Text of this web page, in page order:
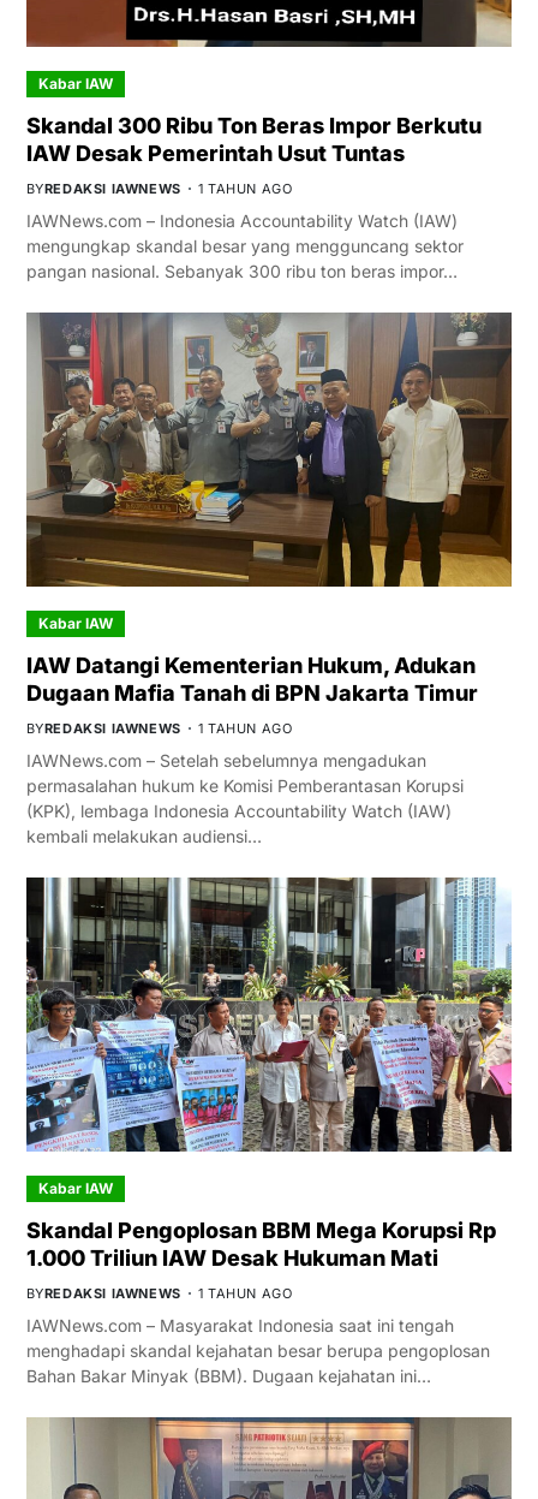
Kabar IAW
Skandal 300 Ribu Ton Beras Impor Berkutu
IAW Desak Pemerintah Usut Tuntas
BYREDAKSI IAWNEWS 1 TAHUN AGO
IAWNews.com – Indonesia Accountability Watch (IAW)
mengungkap skandal besar yang mengguncang sektor
pangan nasional. Sebanyak 300 ribu ton beras impor…
Kabar IAW
IAW Datangi Kementerian Hukum, Adukan
Dugaan Mafia Tanah di BPN Jakarta Timur
BYREDAKSI IAWNEWS 1 TAHUN AGO
IAWNews.com – Setelah sebelumnya mengadukan
permasalahan hukum ke Komisi Pemberantasan Korupsi
(KPK), lembaga Indonesia Accountability Watch (IAW)
kembali melakukan audiensi…
Kabar IAW
Skandal Pengoplosan BBM Mega Korupsi Rp
1.000 Triliun IAW Desak Hukuman Mati
BYREDAKSI IAWNEWS 1 TAHUN AGO
IAWNews.com – Masyarakat Indonesia saat ini tengah
menghadapi skandal kejahatan besar berupa pengoplosan
Bahan Bakar Minyak (BBM). Dugaan kejahatan ini…